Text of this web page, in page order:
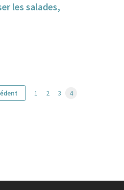
les salades,
1 2 3 4